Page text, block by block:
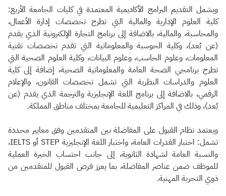
ويشمل التقديم البرامج الأكاديمية المعتمدة في كليات الجامعة الأربع:
كلية العلوم الإدارية والمالية التي تطرح تخصصات إدارة الأعمال،
والمحاسبة، والمالية، بالاضافة إلى برنامج التجارة الإلكترونية الذي يقدم
(عن بُعد)، وكلية الحوسبة والمعلوماتية التي تقدم تخصصات تقنية
المعلومات، وعلوم الحاسب، وعلوم البيانات، وكلية العلوم الصحية التي
تطرح برنامجي الصحة العامة والمعلوماتية الصحية، إضافة إلى كلية
العلوم والدراسات النظرية التي تشمل تخصصات القانون، والإعلام
الرقمي، بالاضافة إلى برنامج اللغة الإنجليزية والترجمة الذي يقدم (عن
بُعد)، وذلك في المراكز التعليمية للجامعة بمختلف مناطق المملكة.
ويعتمد نظام القبول على المفاضلة بين المتقدمين وفق معايير محددة
تشمل: اختبار القدرات العامة، واختبار اللغة الإنجليزية STEP أو IELTS،
والنسبة العامة لشهادة الثانوية، إلى جانب احتساب الخبرة العملية
للموظف ضمن عناصر المفاضلة، بما يعزز فرص القبول للمتقدمين من
ذوي التجربة المهنية.